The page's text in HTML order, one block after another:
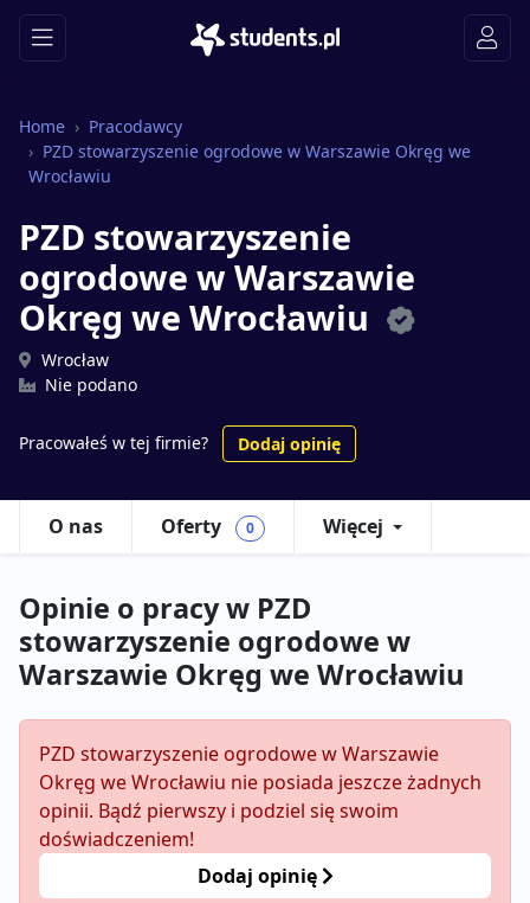
Home
Pracodawcy
PZD stowarzyszenie ogrodowe w Warszawie Okręg we
Wrocławiu
PZD stowarzyszenie
ogrodowe w Warszawie
Okręg we Wrocławiu
Wrocław
Nie podano
Pracowałeś w tej firmie? Dodaj opinię
O nas Oferty 0 Więcej
Opinie o pracy w PZD
stowarzyszenie ogrodowe w
Warszawie Okręg we Wrocławiu
PZD stowarzyszenie ogrodowe w Warszawie
Okręg we Wrocławiu nie posiada jeszcze żadnych
opinii. Bądź pierwszy i podziel się swoim
doświadczeniem!
Dodaj opinię